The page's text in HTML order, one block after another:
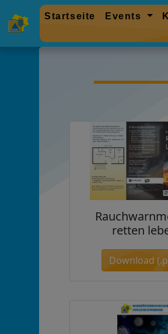
Startseite Events
retten
Download